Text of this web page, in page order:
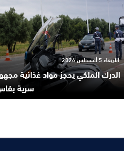
الدرك الملكي يحجز مواد غذائية
سرية
الأربعاء 5 أغسطس 2026